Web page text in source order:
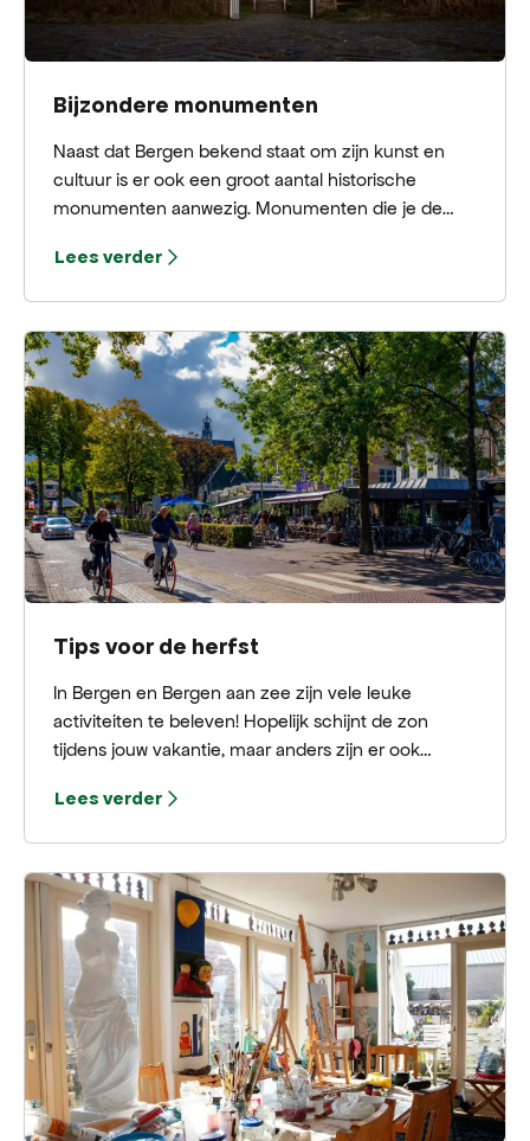
Bijzondere monumenten
Naast dat Bergen bekend staat om zijn kunst en
cultuur is er ook een groot aantal historische
monumenten aanwezig. Monumenten die je de
graag een aantal verhalen aan je uit!
Lees verder
Tips voor de herfst
In Bergen en Bergen aan zee zijn vele leuke
activiteiten te beleven! Hopelijk schijnt de zon
tijdens jouw vakantie, maar anders zijn er ook
verder voor de beste tips!
Lees verder